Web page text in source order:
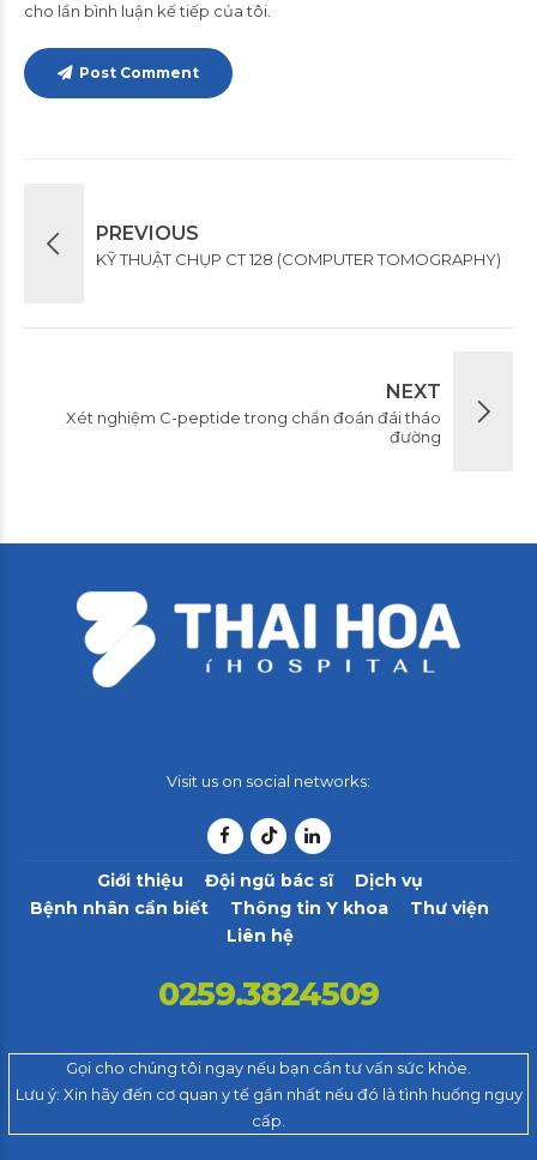
cho lần bình luận kế tiếp của tôi.
Post Comment
PREVIOUS
KỸ THUẬT CHỤP CT 128 (COMPUTER TOMOGRAPHY)
NEXT
Xét nghiệm C-peptide trong chẩn đoán đái tháo
đường
Visit us on social networks:
Giới thiệu Đội ngũ bác sĩ
Dịch vụ
Bệnh nhân cần biết
Thông tin Y khoa
Thư viện
Liên hệ
0259.3824509
Gọi cho chúng tôi ngay nếu bạn cần tư vấn sức khỏe.
Lưu ý: Xin hãy đến cơ quan y tế gần nhất nếu đó là tình huống nguy
cấp.